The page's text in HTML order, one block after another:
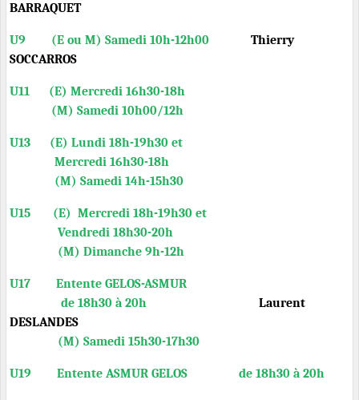
BARRAQUET
U9 (E ou M) Samedi 10h-12h00
Thierry
SOCCARROS
U11 (E) Mercredi 16h30-18h
(M) Samedi 10h00/12h
U13
(E) Lundi 18h-19h30 et
Mercredi 16h30-18h
(M) Samedi 14h-15h30
U15
(E) Mercredi 18h-19h30 et
Vendredi 18h30-20h
(M) Dimanche 9h-12h
U17 Entente GELOS-ASMUR
de 18h30 à 20h
Laurent
DESLANDES
(M) Samedi 15h30-17h30
U19 Entente ASMUR GELOS de 18h30 à 20h